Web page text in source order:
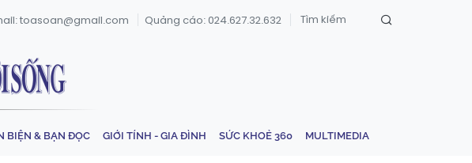
toasoan@gmail.com Quảng cáo: 024.627.32.632
BIỆN & BẠN ĐỌC GIỚI TÍNH - GIA ĐÌNH SỨC KHOẺ 360 MULTIMEDIA